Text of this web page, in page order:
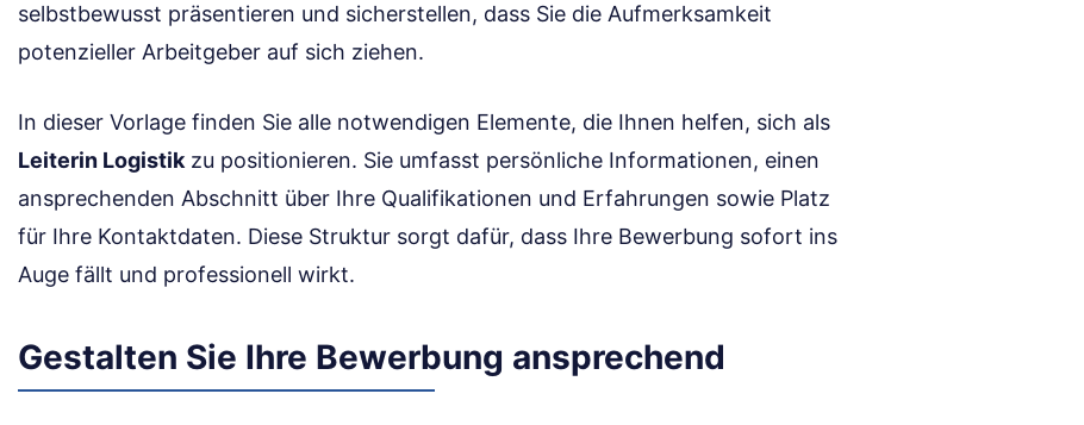
selbstbewusst präsentieren und sicherstellen, dass Sie die Aufmerksamkeit
potenzieller Arbeitgeber auf sich ziehen.
In dieser Vorlage finden Sie alle notwendigen Elemente, die Ihnen helfen, sich als
Leiterin Logistik zu positionieren. Sie umfasst persönliche Informationen, einen
ansprechenden Abschnitt über Ihre Qualifikationen und Erfahrungen sowie Platz
für Ihre Kontaktdaten. Diese Struktur sorgt dafür, dass Ihre Bewerbung sofort ins
Auge fällt und professionell wirkt.
Gestalten Sie Ihre Bewerbung ansprechend